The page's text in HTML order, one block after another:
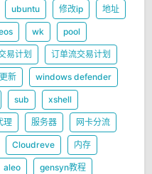
ubuntu 修改ip 地址
wk pool
易计划 订单流交易计划
新 windows defender
sub xshell
理 服务器 网卡分流
Cloudreve 内存
aleo gensyn教程